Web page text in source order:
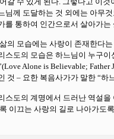
님께 도달하는 것 외에는 아무
를 통하여 인간으로서 살아가
의 모습에는 사랑이 존재한다
스도의 모습은 하느님이 누구
Alone is Believable;
것 – 요한 복음사가가 말한 “하
스도의 계명에서 드러난 역설
이끄는 사랑의 길로 나아가도